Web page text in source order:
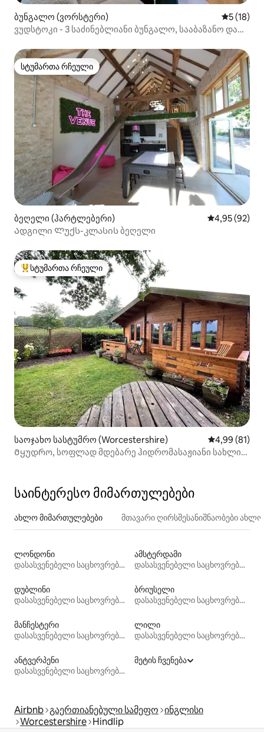
ბუნგალო (ვორსტერი) საშუალო
5 (18)
ვუდსტოკი - 3 საძინებლიანი ბუნგალო, სააბაზანო და
სტუმართა რჩეული
სტუმართა რჩეული
ბეღელი (ჰარტლებერი) საშუალო
4,95 (92)
Ადგილი Ლუქს-კლასის ბეღელი
სტუმართა რჩეული მოწინავე ვარიანტი
სტუმართა რჩეული
საოჯახო სასტუმრო (Worcestershire) საშუალო
4,99 (81)
Მყუდრო, სოფლად მდებარე ჰიდრომასაჟიანი სახლი
საინტერესო მიმართულებები
ახლო მიმართულებები მთავარი ღირსშესანიშნაობები
ლონდონი
დასასვენებელი საცხოვრებლები
ამსტერდამი
დასასვენებელი საცხოვრებლები
დუბლინი
დასასვენებელი საცხოვრებლები
ბრიუსელი
დასასვენებელი საცხოვრებლები
მანჩესტერი
დასასვენებელი საცხოვრებლები
ლილი
დასასვენებელი საცხოვრებლები
ანტვერპენი
დასასვენებელი საცხოვრებლები
მეტის ჩვენება
Airbnb გაერთიანებული სამეფო ინგლისი
Worcestershire Hindlip